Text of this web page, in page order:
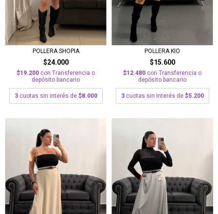
POLLERA SHOPIA
$24.000
$19.200 con Transferencia o
depósito bancario
3 cuotas sin interés de $8.000
POLLERA KIO
$15.600
$12.480 con Transferencia o
depósito bancario
3 cuotas sin interés de $5.200